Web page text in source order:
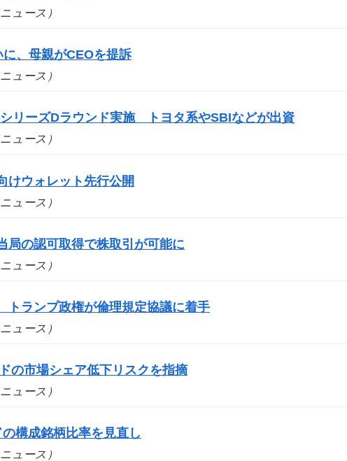
ュース）
、母親がCEOを提訴
ュース）
リーズDラウンド実施 トヨタ系やSBIなどが出資
ュース）
けウォレット先行公開
ュース）
局の認可取得で株取引が可能に
ュース）
トランプ政権が倫理規定協議に着手
ュース）
の市場シェア低下リスクを指摘
ュース）
構成銘柄比率を見直し
ュース）